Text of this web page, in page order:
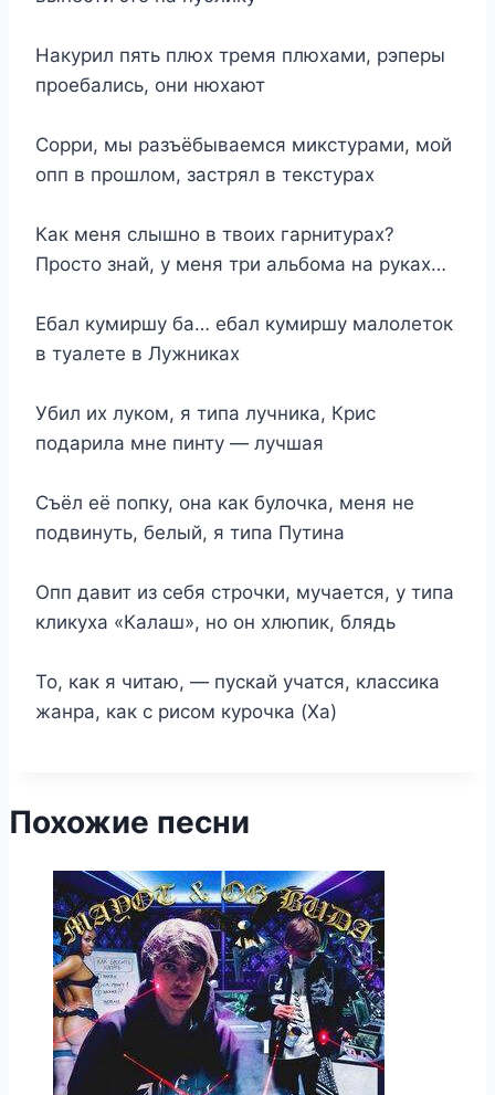
Накурил пять плюх тремя плюхами, рэперы
проебались, они нюхают
Сорри, мы разъёбываемся микстурами, мой
опп в прошлом, застрял в текстурах
Как меня слышно в твоих гарнитурах?
Просто знай, у меня три альбома на руках…
Ебал кумиршу ба… ебал кумиршу малолеток
в туалете в Лужниках
Убил их луком, я типа лучника, Крис
подарила мне пинту — лучшая
Съёл её попку, она как булочка, меня не
подвинуть, белый, я типа Путина
Опп давит из себя строчки, мучается, у типа
кликуха «Калаш», но он хлюпик, блядь
То, как я читаю, — пускай учатся, классика
жанра, как с рисом курочка (Ха)
Похожие песни